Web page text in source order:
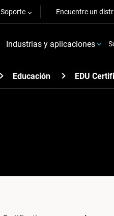
Soporte Encuentre un
Industrias y aplicaciones
Educación EDU